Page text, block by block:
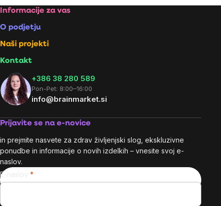
Footer
Informacije za vas
O podjetju
Naši projekti
Kontakt
+386 38 280 589
Pon-Pet: 8:00–16:00
info@brainmarket.si
Prijavite se na e-novice
in prejmite nasvete za zdrav življenjski slog, ekskluzivne
ponudbe in informacije o novih izdelkih – vnesite svoj e-
naslov.
E-naslov